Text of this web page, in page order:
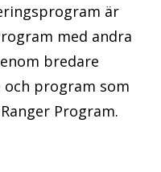
är
med andra
bredare
program som
Program.